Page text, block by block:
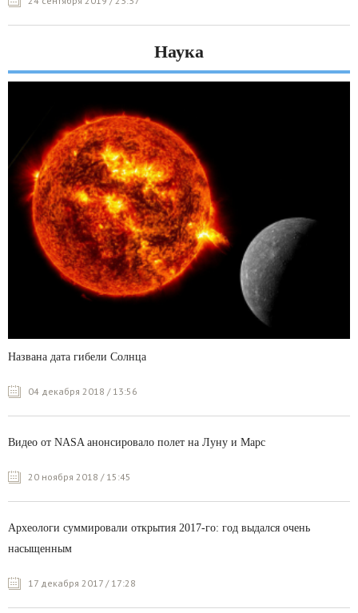
Наука
Названа дата гибели Солнца
04 декабря 2018 / 13:56
Видео от NASA анонсировало полет на Луну и Марс
20 ноября 2018 / 15:45
Археологи суммировали открытия 2017-го: год выдался очень
насыщенным
17 декабря 2017 / 17:28